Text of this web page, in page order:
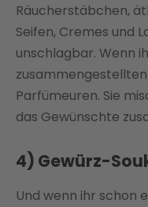
Räucherstäbchen,
Seifen, Cremes und
unschlagbar. Wenn
Parfümeuren. Sie
das Gewünschte
4) Gewürz-
Und wenn ihr schon